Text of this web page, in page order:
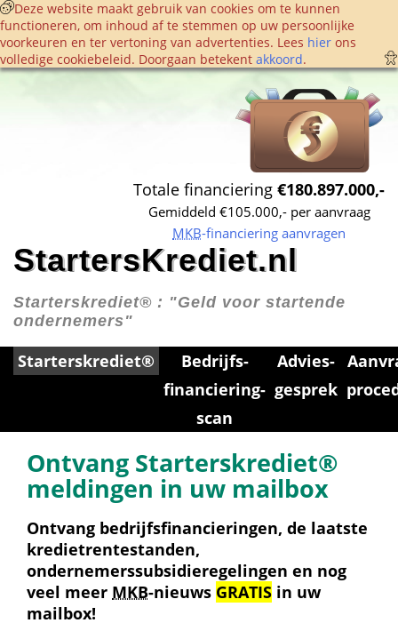
Deze website maakt gebruik van cookies om te kunnen
functioneren, om inhoud af te stemmen op uw persoonlijke
voorkeuren en ter vertoning van advertenties. Lees hier ons
volledige cookie­beleid. Doorgaan betekent akkoord.
Totale financiering €180.897.000,-
Gemiddeld €105.000,- per aanvraag
MKB-financiering aanvragen
StartersKrediet.nl
Starterskrediet® : "Geld voor startende
ondernemers"
Starterskrediet®
Bedrijfs­
financiering­
scan
Advies­
gesprek
Ontvang Starterskrediet®
meldingen in uw mailbox
Ontvang bedrijfsfinancieringen, de laatste
kredietrentestanden,
ondernemerssubsidieregelingen en nog
veel meer MKB-nieuws GRATIS in uw
mailbox!